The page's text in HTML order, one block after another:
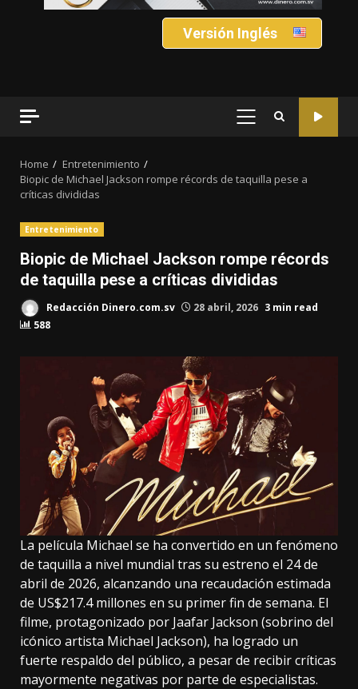
Versión Inglés
PRIMARY
Home
Entretenimiento
Biopic de Michael Jackson rompe récords de taquilla pese a
críticas divididas
Entretenimiento
Biopic de Michael Jackson rompe récords
de taquilla pese a críticas divididas
Redacción Dinero.com.sv 28 abril, 2026 3 min read
588
La película Michael se ha convertido en un fenómeno
de taquilla a nivel mundial tras su estreno el 24 de
abril de 2026, alcanzando una recaudación estimada
de US$217.4 millones en su primer fin de semana. El
filme, protagonizado por Jaafar Jackson (sobrino del
icónico artista Michael Jackson), ha logrado un
fuerte respaldo del público, a pesar de recibir críticas
mayormente negativas por parte de especialistas.